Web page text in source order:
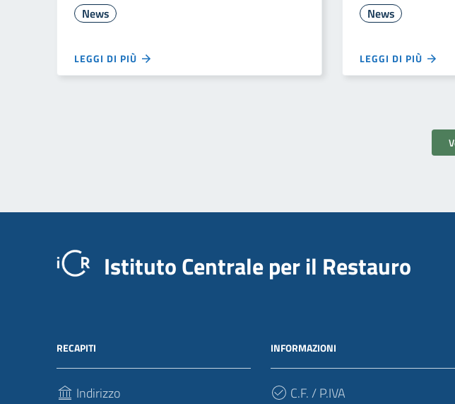
News
LEGGI DI PIÙ
News
LEGGI DI PIÙ
Istituto Centrale per il Restauro
RECAPITI
Indirizzo
INFORMAZIONI
C.F. / P.IVA